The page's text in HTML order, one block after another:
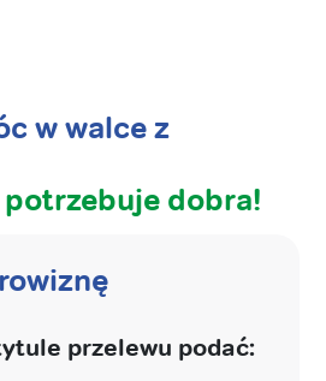
w walce z
potrzebuje dobra!
przelewu podać: